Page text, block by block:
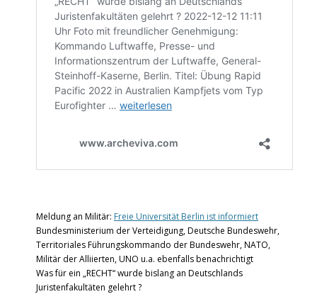
Meldung an Militär: Freie Universität Berlin ist informiert
Bundesministerium der Verteidigung, Deutsche Bundeswehr,
Territoriales Führungskommando der Bundeswehr, NATO,
Militär der Alliierten, UNO u.a. ebenfalls benachrichtigt
Was für ein „RECHT“ wurde bislang an Deutschlands
Juristenfakultäten gelehrt ?